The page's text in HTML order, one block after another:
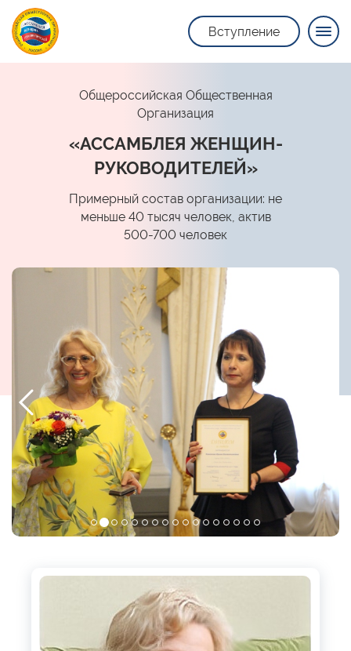
Вступление
Общероссийская Общественная
Организация
«АССАМБЛЕЯ ЖЕНЩИН-
РУКОВОДИТЕЛЕЙ»
Примерный состав организации: не
меньше 40 тысяч человек, актив
500-700 человек